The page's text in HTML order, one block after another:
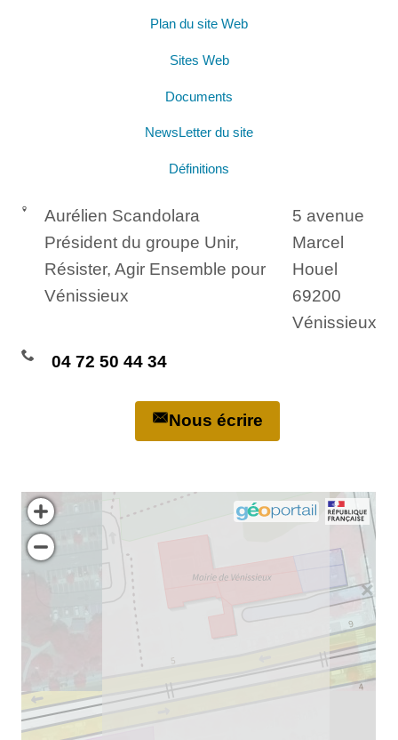
Plan du site Web
Sites Web
Documents
NewsLetter du site
Définitions
Aurélien Scandolara
Président du groupe Unir,
Résister, Agir Ensemble pour
Vénissieux
5 avenue
Marcel
Houel
69200
Vénissieux
04 72 50 44 34
Nous écrire